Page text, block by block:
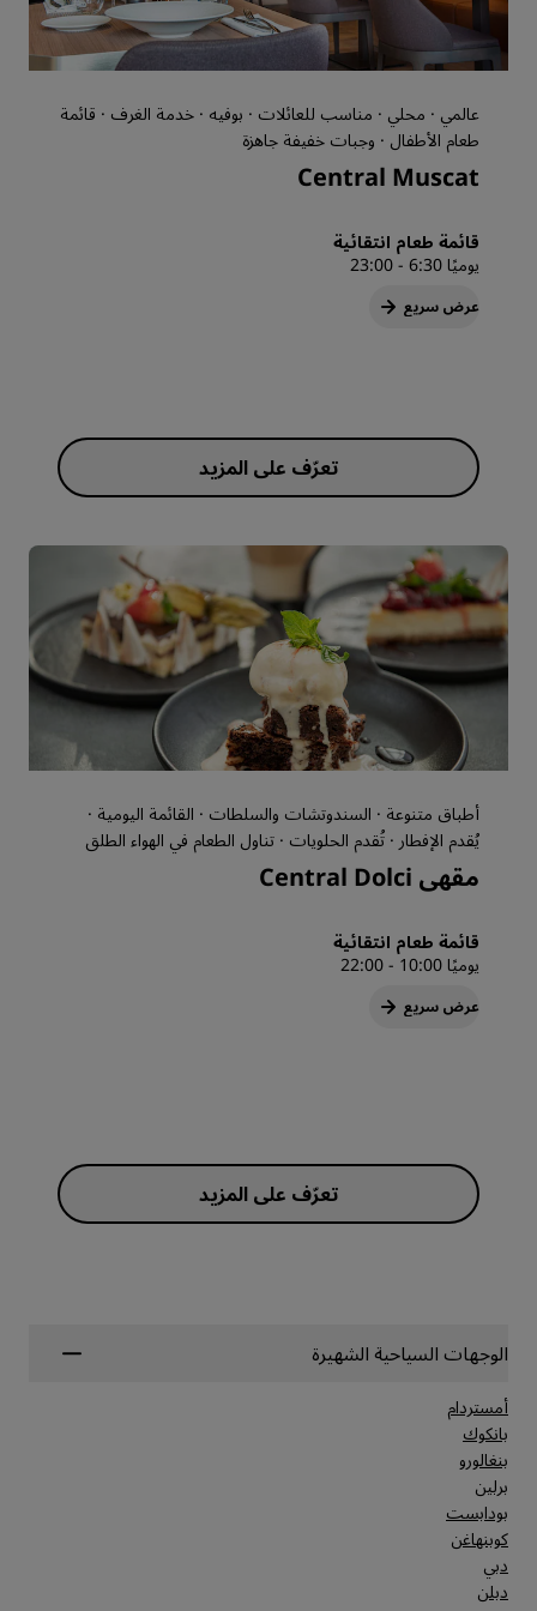
عالمي · محلي · مناسب للعائلات · بوفيه · خدمة الغرف · قائمة
طعام الأطفال · وجبات خفيفة جاهزة
Central Muscat
قائمة طعام انتقائية
يوميًا 6:30 - 23:00
عرض سريع
أطباق متنوعة · السندوتشات والسلطات · القائمة اليومية ·
يُقدم الإفطار · تُقدم الحلويات · تناول الطعام في الهواء الطلق
مقهى Central Dolci
قائمة طعام انتقائية
يوميًا 10:00 - 22:00
عرض سريع
الوجهات السياحية الشهيرة
أمستردام
بانكوك
بنغالورو
برلين
بودابست
كوبنهاغن
دبي
دبلن